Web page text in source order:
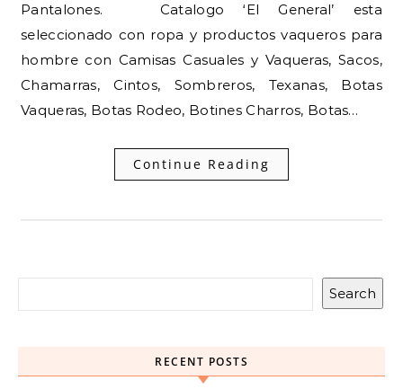
Pantalones. Catalogo ‘El General’ esta
seleccionado con ropa y productos vaqueros para
hombre con Camisas Casuales y Vaqueras, Sacos,
Chamarras, Cintos, Sombreros, Texanas, Botas
Vaqueras, Botas Rodeo, Botines Charros, Botas…
Continue Reading
Search
RECENT POSTS